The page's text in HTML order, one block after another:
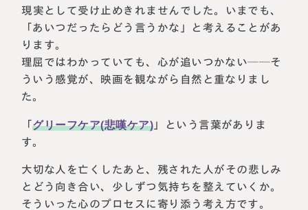
現実として受け止めきれませんでした。いまでも、
「あいつだったらどう言うかな」と考えることがあ
ります。
理屈ではわかっていても、心が追いつかない──そ
ういう感覚が、映画を観ながら自然と重なりまし
た。
「グリーフケア(悲嘆ケア) 」という言葉がありま
す。
大切な人を亡くしたあと、残された人がその悲しみ
とどう向き合い、少しずつ気持ちを整えていくか。
そういった心のプロセスに寄り添う考え方です。